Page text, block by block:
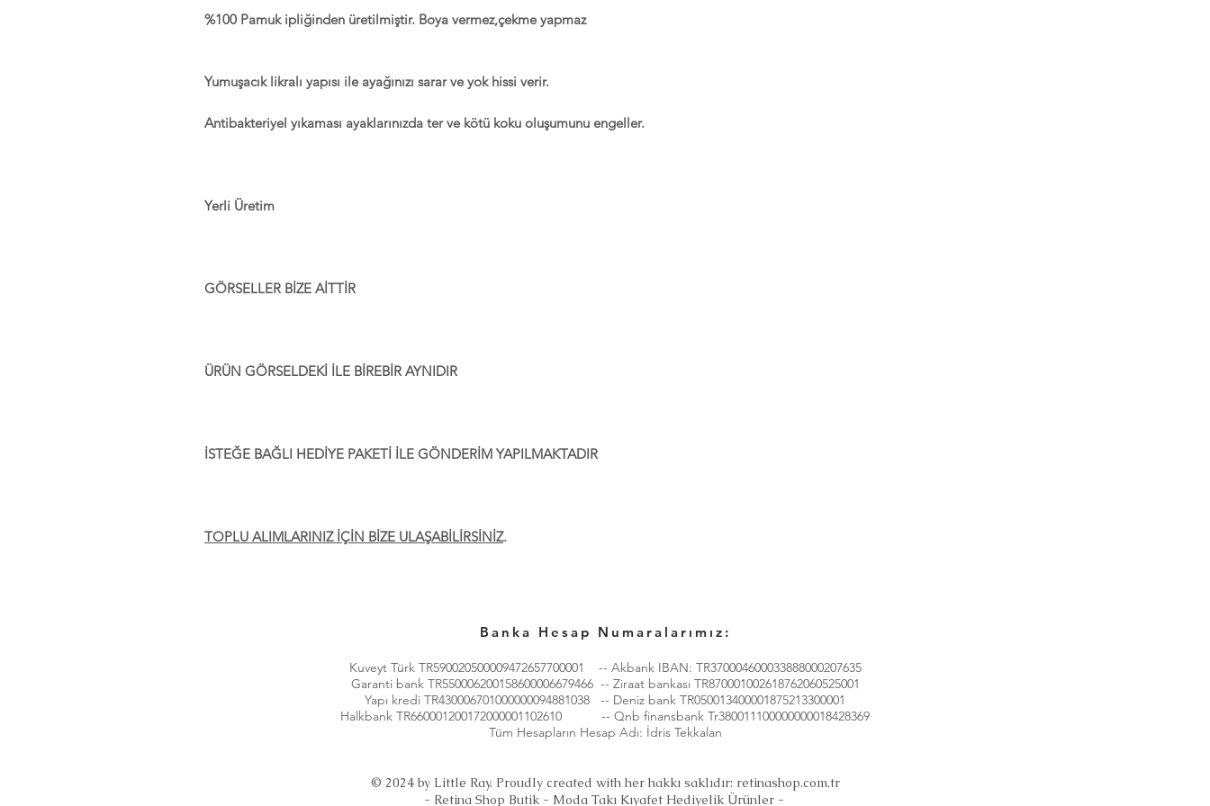
%100 Pamuk ipliğinden üretilmiştir. Boya vermez,çekme yapmaz
Yumuşacık likralı yapısı ile ayağınızı sarar ve yok hissi verir.
Antibakteriyel yıkaması ayaklarınızda ter ve kötü koku oluşumunu engeller.
Yerli Üretim
GÖRSELLER BİZE AİTTİR
ÜRÜN GÖRSELDEKİ İLE BİREBİR AYNIDIR
İSTEĞE BAĞLI HEDİYE PAKETİ İLE GÖNDERİM YAPILMAKTADIR
TOPLU ALIMLARINIZ İÇİN BİZE ULAŞABİLİRSİNİZ.
Banka Hesap Numaralarımız:
Kuveyt Türk TR590020500009472657700001 -- Akbank IBAN: TR370004600033888000207635
Garanti bank TR550006200158600006679466 -- Ziraat bankası TR870001002618762060525001
Yapı kredi TR430006701000000094881038 -- Deniz bank TR050013400001875213300001
Halkbank TR660001200172000001102610 -- Qnb finansbank Tr380011100000000018428369
Tüm Hesapların Hesap Adı: İdris Tekkalan
© 2024 by Little Ray. Proudly created with her hakkı saklıdır: retinashop.com.tr
- Retina Shop Butik - Moda Takı Kıyafet Hediyelik Ürünler -